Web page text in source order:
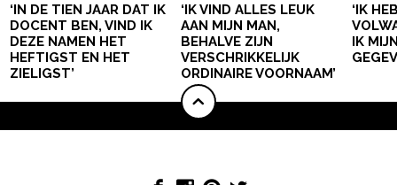
‘IN DE TIEN JAAR DAT IK
DOCENT BEN, VIND IK
DEZE NAMEN HET
HEFTIGST EN HET
ZIELIGST’
‘IK VIND ALLES LEUK
AAN MIJN MAN,
BEHALVE ZIJN
VERSCHRIKKELIJK
ORDINAIRE VOORNAAM’
‘IK
IK